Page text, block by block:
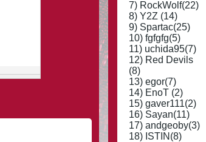
7) RockWolf(22)
8) Y2Z (14)
9) Spartac(25)
10) fgfgfg(5)
11) uchida95(7)
12) Red Devils
(8)
13) egor(7)
14) EnoT (2)
15) gaver111(2)
16) Sayan(11)
17) andgeoby(3)
18) ISTIN(8)